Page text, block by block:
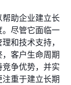
助企业建立长
尽管它面临一
和技术支持，
客户生命周期
争优势，并实
重于建立长期